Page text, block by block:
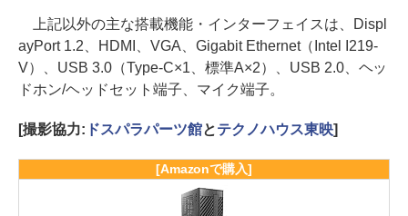
上記以外の主な搭載機能・インターフェイスは、Displ
ayPort 1.2、HDMI、VGA、Gigabit Ethernet（Intel I219-
V）、USB 3.0（Type-C×1、標準A×2）、USB 2.0、ヘッ
ドホン/ヘッドセット端子、マイク端子。
[撮影協力: ドスパラパーツ館とテクノハウス東映]
[Amazonで購入]